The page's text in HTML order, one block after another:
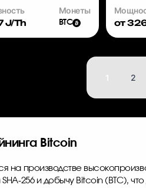
J/Th
Монеты
BTC
от
1 2
Bitcoin
производстве
256 и добычу Bitcoin (BTC),